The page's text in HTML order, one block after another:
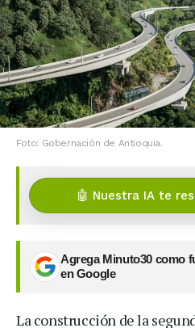
Foto: Gobernación de Antioquia.
🤖 Nuestra IA te
Agrega Minuto30 como
en Google
La construcción de la